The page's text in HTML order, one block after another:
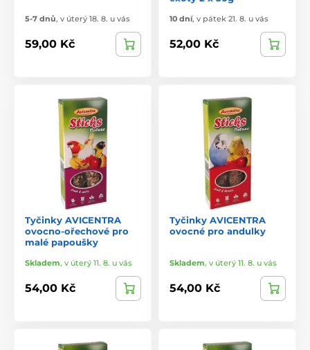
5-7 dnů, v úterý 18. 8. u vás
59,00 Kč
10 dní, v pátek 21. 8. u vás
52,00 Kč
Tyčinky AVICENTRA
ovocno-ořechové pro
malé papoušky
Skladem, v úterý 11. 8. u vás
54,00 Kč
Tyčinky AVICENTRA
ovocné pro andulky
Skladem, v úterý 11. 8. u vás
54,00 Kč